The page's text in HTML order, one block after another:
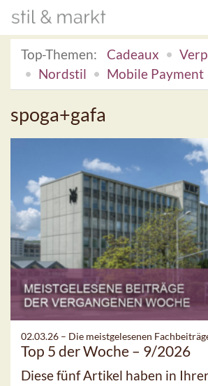
Top-Themen:
Cadeaux
Nordstil
Mobile Payment
spoga+gafa
02.03.26 – Die meistgelesenen
Top 5 der Woche – 9/2026
Diese fünf Artikel haben in